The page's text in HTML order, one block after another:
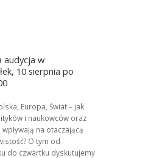
audycja w
10 sierpnia po
Europa, Świat – jak
i naukowców oraz
na otaczającą
O tym od
do czwartku dyskutujemy